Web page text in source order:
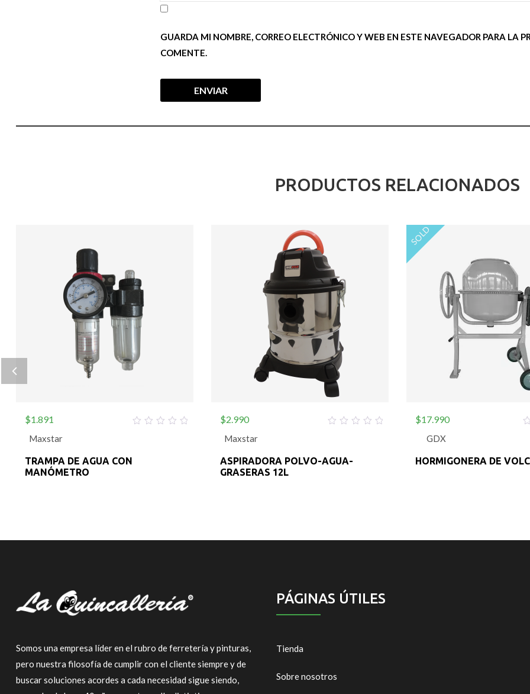
GUARDA MI NOMBRE, CORREO ELECTRÓNICO Y WEB EN ESTE NAVEGADOR PARA LA
COMENTE.
PRODUCTOS RELACIONADOS
$1.891
Maxstar
TRAMPA DE AGUA CON
MANÓMETRO
5
$2.990
Maxstar
ASPIRADORA POLVO-AGUA-
GRASERAS 12L
SOLD
5
$17.990
GDX
HORMIGONERA DE
Somos una empresa líder en el rubro de ferretería y pinturas,
pero nuestra filosofía de cumplir con el cliente siempre y de
buscar soluciones acordes a cada necesidad sigue siendo,
PÁGINAS ÚTILES
Tienda
Sobre nosotros